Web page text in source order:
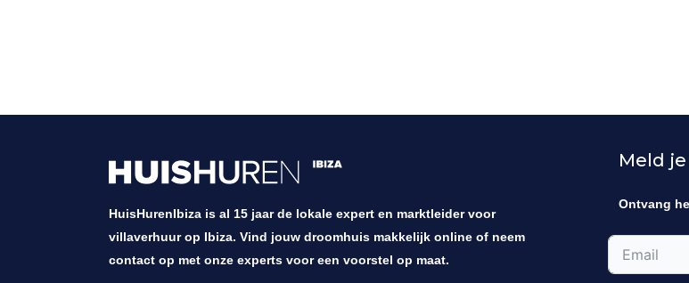
HuisHurenIbiza is al 15 jaar de lokale expert en marktleider voor
villaverhuur op Ibiza. Vind jouw droomhuis makkelijk online of neem
contact op met onze experts voor een voorstel op maat.
Meld
Ontvang